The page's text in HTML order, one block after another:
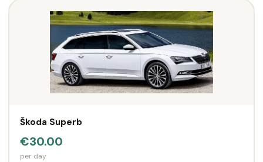
Škoda Superb
€30.00
per day